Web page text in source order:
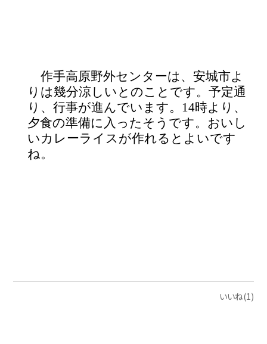
作手高原野外センターは、安城市よ
りは幾分涼しいとのことです。予定通
り、行事が進んでいます。 14時より、
夕食の準備に入ったそうです。おいし
いカレーライスが作れるとよいです
ね。
いいね(1)